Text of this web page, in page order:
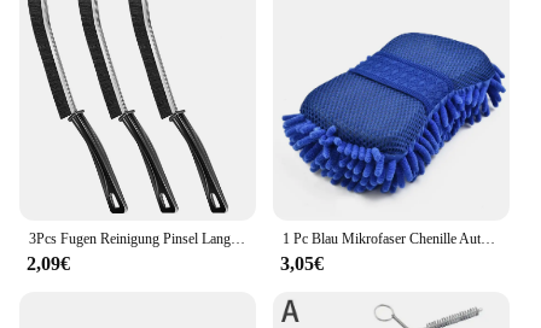
2,09€
1 Pc Blau Mikrofaser Chenille Auto Waschen Schwamm Pflege Waschen Pinsel Pad Reinigung Werkzeug Auto Waschen Handtuch Handschuhe Styling Zubehör
3,05€